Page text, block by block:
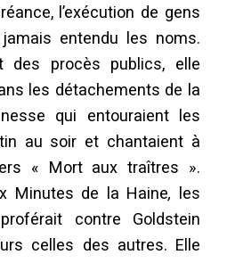
l’exécution de gens
entendu les noms.
des procès publics, elle
les détachements de la
qui entouraient les
au soir et chantaient à
« Mort aux traîtres ».
Minutes de la Haine, les
contre Goldstein
celles des autres. Elle